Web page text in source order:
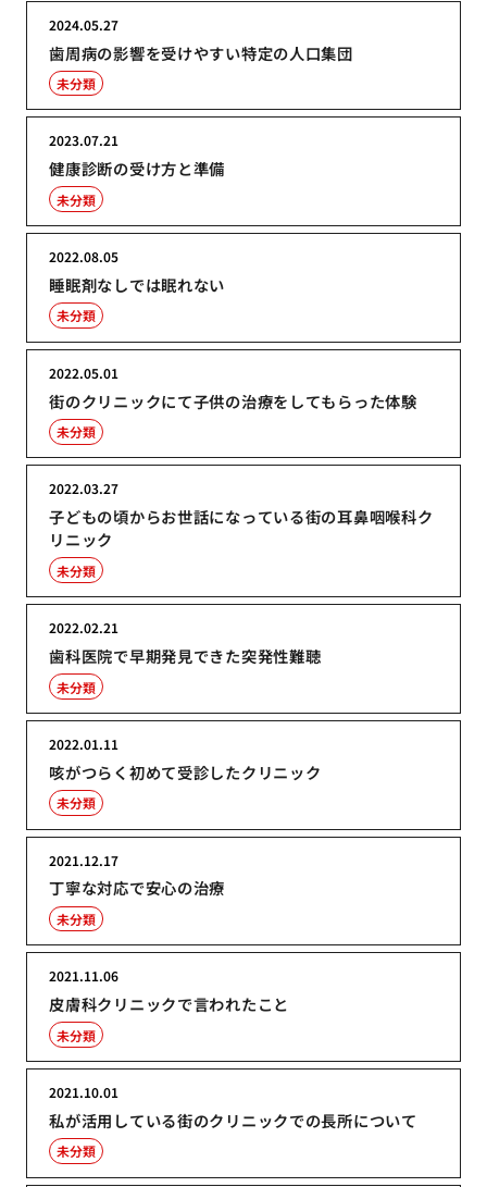
歯周病の影響を受けやすい特定の人口集団
2024.05.27
未分類
健康診断の受け方と準備
2023.07.21
未分類
睡眠剤なしでは眠れない
2022.08.05
未分類
街のクリニックにて子供の治療をしてもらった体験
2022.05.01
未分類
子どもの頃からお世話になっている街の耳鼻咽喉科ク
リニック
2022.03.27
未分類
歯科医院で早期発見できた突発性難聴
2022.02.21
未分類
咳がつらく初めて受診したクリニック
2022.01.11
未分類
丁寧な対応で安心の治療
2021.12.17
未分類
皮膚科クリニックで言われたこと
2021.11.06
未分類
私が活用している街のクリニックでの長所について
2021.10.01
未分類